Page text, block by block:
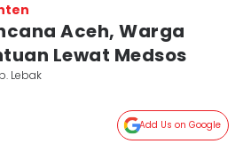
Aceh, Warga
Lewat Medsos
Lebak
Add Us on Google